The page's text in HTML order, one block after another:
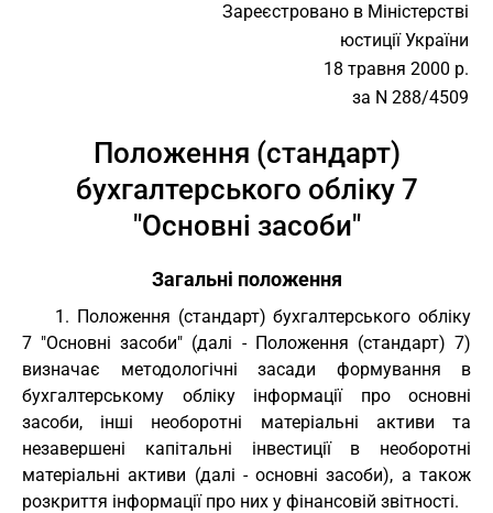
Зареєстровано в Міністерстві
юстиції України
18 травня 2000 р.
за N 288/4509
Положення (стандарт)
бухгалтерського обліку 7
"Основні засоби"
Загальні положення
1. Положення (стандарт) бухгалтерського обліку
7 "Основні засоби" (далі - Положення (стандарт) 7)
визначає методологічні засади формування в
бухгалтерському обліку інформації про основні
засоби, інші необоротні матеріальні активи та
незавершені капітальні інвестиції в необоротні
матеріальні активи (далі - основні засоби), а також
розкриття інформації про них у фінансовій звітності.